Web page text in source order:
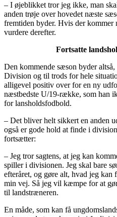
– I øjeblikket tror jeg ikke, man
anden trøje over hovedet næste
fremtiden byder. Hvis der kommer
vurdere derefter.
Fortsatte
Den kommende sæson byder
Division og til trods for hele
alligevel positiv over for en ny
næstbedste U/19-række, som han
for lansholdsfodbold.
– Det bliver helt sikkert en anden
også er gode hold at finde i
fortsætter:
– Jeg tror sagtens, at jeg kan
spiller i divisionen. Jeg skal bare
efteråret, og gøre alt, hvad jeg kan
min vej. Så jeg vil kæmpe for at
til landstræneren.
En måde, som kan få